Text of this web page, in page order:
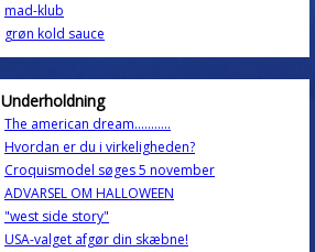
mad-klub
grøn kold sauce
Underholdning
The american dream...........
Hvordan er du i virkeligheden?
Croquismodel søges 5 november
ADVARSEL OM HALLOWEEN
"west side story"
USA-valget afgør din skæbne!